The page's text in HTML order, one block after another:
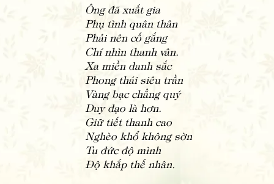
Ông đã xuất gia
Phụ tình quân thân
Phải nên cố gắng
Chí nhìn thanh vân.
Xa miền danh sắc
Phong thái siêu trần
Vàng bạc chẳng quý
Duy đạo là hơn.
Giữ tiết thanh cao
Nghèo khổ không sờn
Tu đức độ mình
Độ khắp thế nhân.